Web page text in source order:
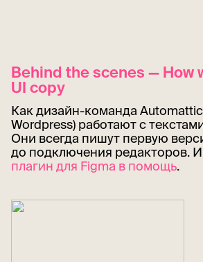
Behind the scenes — How
UI copy
Как дизайн-команда Automattic
Wordpress) работают с
Они всегда пишут первую
до подключения редакторов.
плагин для Figma в помощь.